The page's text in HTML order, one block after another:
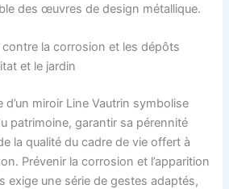
des œuvres de design métallique.
la corrosion et les dépôts
et le jardin
miroir Line Vautrin symbolise
patrimoine, garantir sa pérennité
la qualité du cadre de vie offert à
Prévenir la corrosion et l’apparition
exige une série de gestes adaptés,